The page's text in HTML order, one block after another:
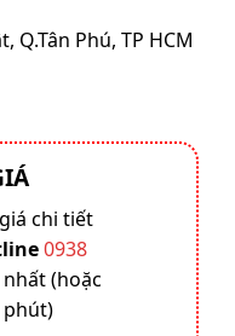
Q.Tân Phú, TP HCM
chi tiết
0938
(hoặc
phút)